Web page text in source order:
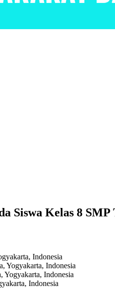
Siswa Kelas 8 SMP
Indonesia
Yogyakarta, Indonesia
Yogyakarta, Indonesia
Indonesia